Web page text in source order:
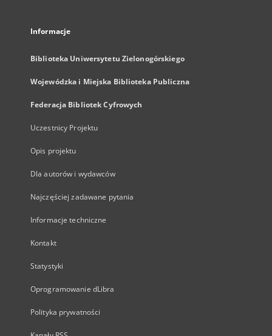
Informacje
Biblioteka Uniwersytetu Zielonogórskiego
Wojewódzka i Miejska Biblioteka Publiczna
Federacja Bibliotek Cyfrowych
Uczestnicy Projektu
Opis projektu
Dla autorów i wydawców
Najczęściej zadawane pytania
Informacje techniczne
Kontakt
Statystyki
Oprogramowanie dLibra
Polityka prywatności